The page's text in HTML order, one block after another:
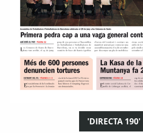
'DIRECTA 190'